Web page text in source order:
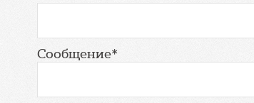
Сообщение*